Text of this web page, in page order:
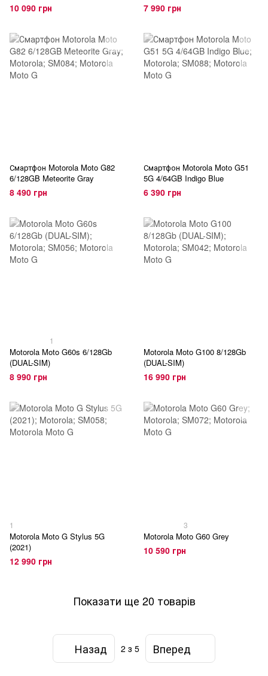
10 090 грн 7 990 грн
Смартфон Motorola Moto G82
6/128GB Meteorite Gray
8 490 грн
Смартфон Motorola Moto G51
5G 4/64GB Indigo Blue
6 390 грн
1
Motorola Moto G60s 6/128Gb
(DUAL-SIM)
8 990 грн
Motorola Moto G100 8/128Gb
(DUAL-SIM)
16 990 грн
1
Motorola Moto G Stylus 5G
(2021)
12 990 грн
3
Motorola Moto G60 Grey
10 590 грн
Показати ще 20 товарів
Назад 2 з 5 Вперед